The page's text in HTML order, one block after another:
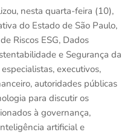
nesta quarta-feira (10),
do Estado de São Paulo,
Riscos ESG, Dados
e Segurança da
executivos,
autoridades públicas
para discutir os
à governança,
artificial e